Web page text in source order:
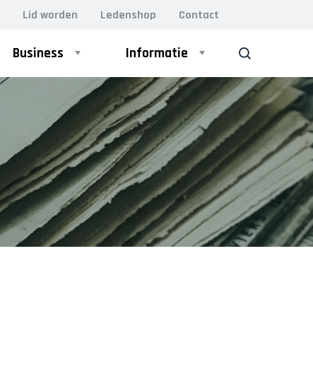
Lid worden Ledenshop Contact
Business Informatie
ZOEK